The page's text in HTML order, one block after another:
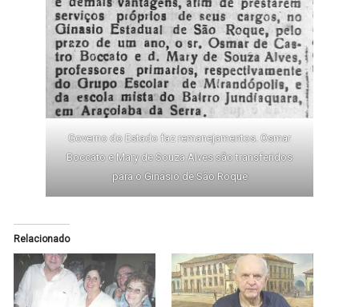
Governo do Estado faz remanejamentos. Osmar
Boccato e Mary de Souza Alves são transferidos
para o Ginásio de São Roque
Relacionado